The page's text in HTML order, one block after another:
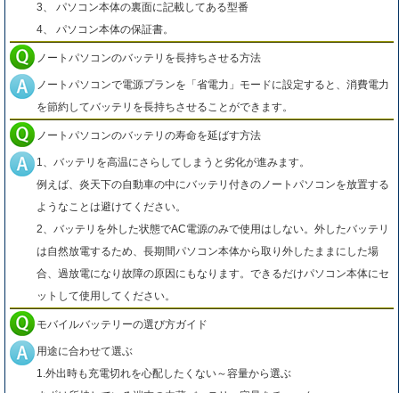
3、 パソコン本体の裏面に記載してある型番
4、 パソコン本体の保証書。
ノートパソコンのバッテリを長持ちさせる方法
ノートパソコンで電源プランを「省電力」モードに設定すると、消費電力
を節約してバッテリを長持ちさせることができます。
ノートパソコンのバッテリの寿命を延ばす方法
1、バッテリを高温にさらしてしまうと劣化が進みます。
例えば、炎天下の自動車の中にバッテリ付きのノートパソコンを放置する
ようなことは避けてください。
2、バッテリを外した状態でAC電源のみで使用はしない。外したバッテリ
は自然放電するため、長期間パソコン本体から取り外したままにした場
合、過放電になり故障の原因にもなります。できるだけパソコン本体にセ
ットして使用してください。
モバイルバッテリーの選び方ガイド
用途に合わせて選ぶ
1.外出時も充電切れを心配したくない～容量から選ぶ